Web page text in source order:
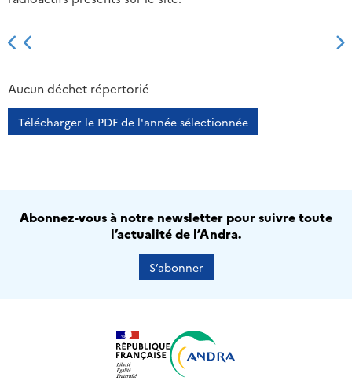
2013 2014
Aucun déchet répertorié
Télécharger le PDF de l'année sélectionnée
Abonnez-vous à notre newsletter pour suivre toute
l’actualité de l’Andra.
S’abonner